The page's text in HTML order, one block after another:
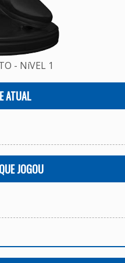
- NíVEL 1
ATUAL
JOGOU